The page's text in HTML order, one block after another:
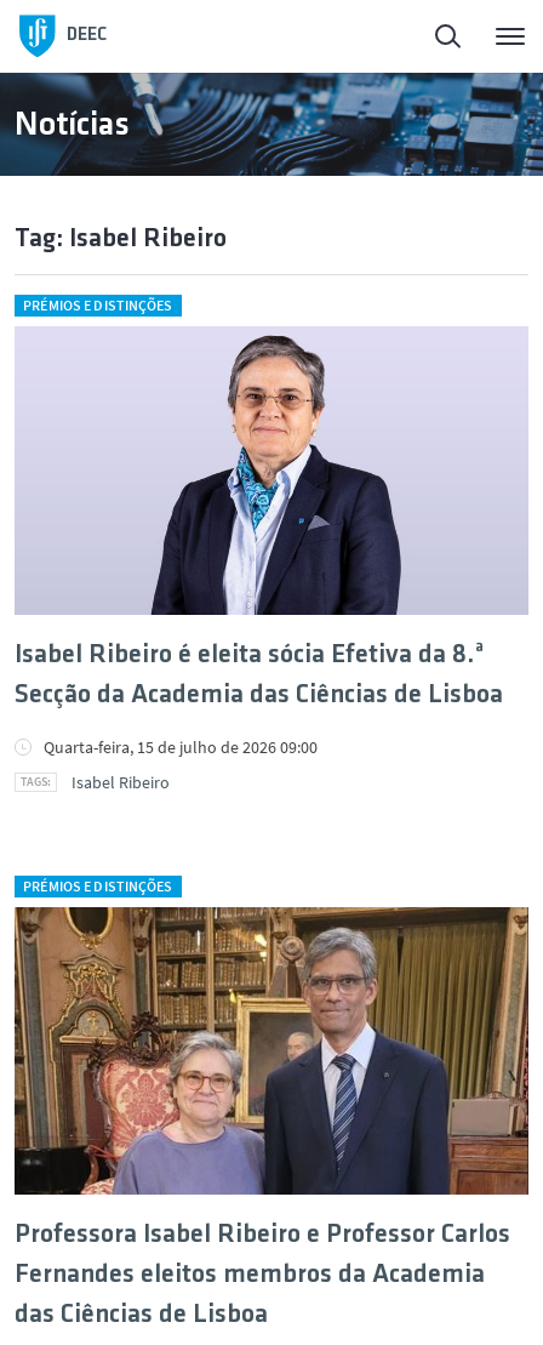
DEEC
Notícias
Tag: Isabel Ribeiro
PRÉMIOS E DISTINÇÕES
Isabel Ribeiro é eleita sócia Efetiva da 8.ª
Secção da Academia das Ciências de Lisboa
Quarta-feira, 15 de julho de 2026 09:00
Isabel Ribeiro
PRÉMIOS E DISTINÇÕES
Professora Isabel Ribeiro e Professor Carlos
Fernandes eleitos membros da Academia
das Ciências de Lisboa